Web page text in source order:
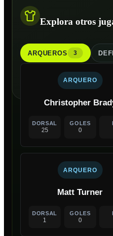
Explora otros
ARQUEROS 3
ARQUERO
Christopher
DORSAL
25
GOLES
0
ARQUERO
Matt Turner
DORSAL
1
GOLES
0